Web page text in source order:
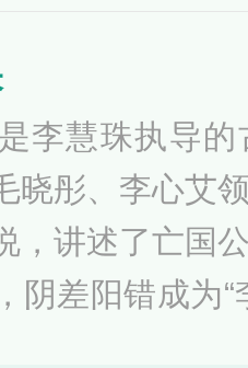
死危机的考
事。
李慧珠执导
晓彤、李心艾
，讲述了亡国
阴差阳错成为“